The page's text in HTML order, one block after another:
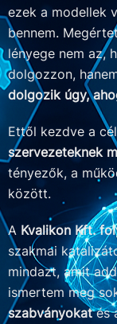
ezek a modellek
bennem.
lényege nem az,
dolgozzon,
dolgozik úgy,
Ettől kezdve a
szervezeteknek
tényezők, a
között.
A Kvalikon Kft.
szakmai
mindazt, amit
ismertem meg
szabványokatés